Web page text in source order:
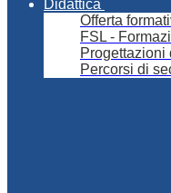
Didattica
Offerta
FSL -
Progettazioni
Percorsi di